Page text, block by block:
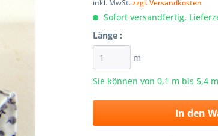
inkl. MwSt.zzgl. Versandkosten
Sofort versandfertig,
Länge :
m
Sie können von 0,1 m bis5,4
In den